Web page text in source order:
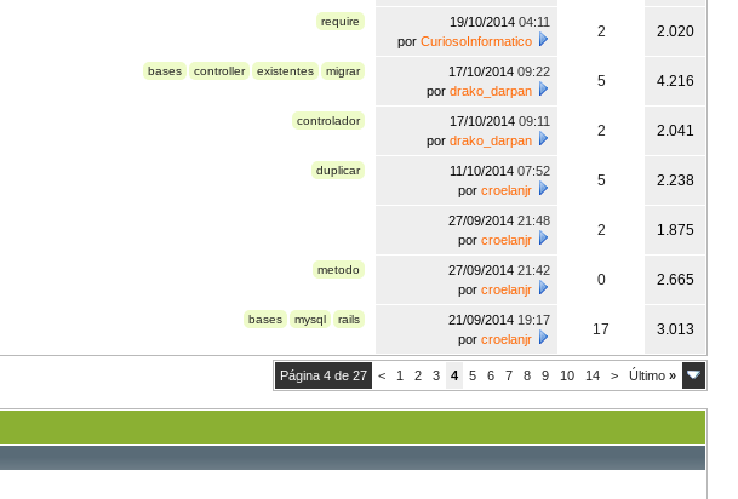
require 19/10/2014 04:11
por CuriosoInformatico
2 2.020
bases controller existentes migrar 17/10/2014 09:22
por drako_darpan
5 4.216
controlador 17/10/2014 09:11
por drako_darpan
2 2.041
duplicar 11/10/2014 07:52
por croelanjr
5 2.238
27/09/2014 21:48
por croelanjr
2 1.875
metodo 27/09/2014 21:42
por croelanjr
0 2.665
bases mysql rails 21/09/2014 19:17
por croelanjr
17 3.013
Página 4 de 27 < 1 2 3 4 5 6 7 8 9 10 14 > Último »